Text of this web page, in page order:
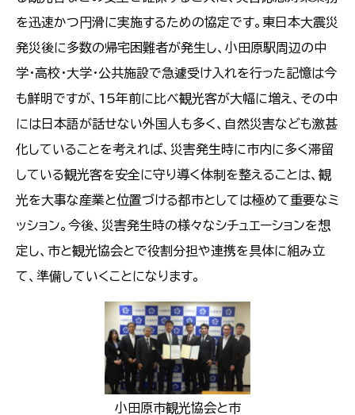
を迅速かつ円滑に実施するための協定です。東日本大震災
発災後に多数の帰宅困難者が発生し、小田原駅周辺の中
学・高校・大学・公共施設で急遽受け入れを行った記憶は今
も鮮明ですが、15年前に比べ観光客が大幅に増え、その中
には日本語が話せない外国人も多く、自然災害なども激甚
化していることを考えれば、災害発生時に市内に多く滞留
している観光客を安全に守り導く体制を整えることは、観
光を大事な産業と位置づける都市としては極めて重要なミ
ッション。今後、災害発生時の様々なシチュエーションを想
定し、市と観光協会とで役割分担や連携を具体に組み立
て、準備していくことになります。
小田原市観光協会と市